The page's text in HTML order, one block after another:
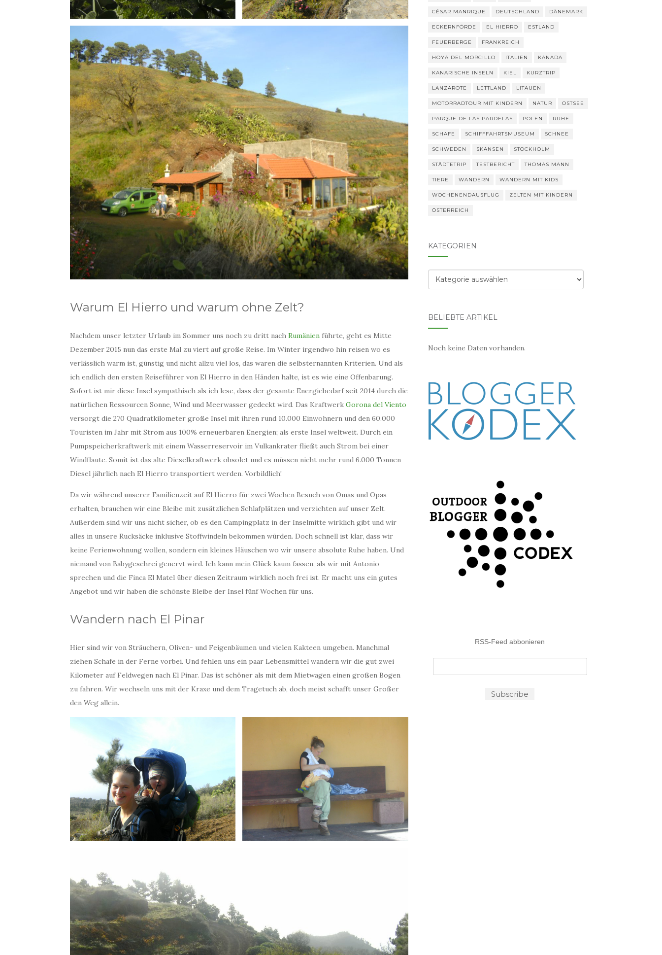
Warum El Hierro und warum ohne Zelt?
Nachdem unser letzter Urlaub im Sommer uns noch zu dritt nach Rumänien führte, geht es Mitte
Dezember 2015 nun das erste Mal zu viert auf große Reise. Im Winter irgendwo hin reisen wo es
verlässlich warm ist, günstig und nicht allzu viel los, das waren die selbsternannten Kriterien. Und als
ich endlich den ersten Reiseführer von El Hierro in den Händen halte, ist es wie eine Offenbarung.
Sofort ist mir diese Insel sympathisch als ich lese, dass der gesamte Energiebedarf seit 2014 durch die
natürlichen Ressourcen Sonne, Wind und Meerwasser gedeckt wird. Das Kraftwerk Gorona del Viento
versorgt die 270 Quadratkilometer große Insel mit ihren rund 10.000 Einwohnern und den 60.000
Touristen im Jahr mit Strom aus 100% erneuerbaren Energien; als erste Insel weltweit. Durch ein
Pumpspeicherkraftwerk mit einem Wasserreservoir im Vulkankrater fließt auch Strom bei einer
Windflaute. Somit ist das alte Dieselkraftwerk obsolet und es müssen nicht mehr rund 6.000 Tonnen
Diesel jährlich nach El Hierro transportiert werden. Vorbildlich!
Da wir während unserer Familienzeit auf El Hierro für zwei Wochen Besuch von Omas und Opas
erhalten, brauchen wir eine Bleibe mit zusätzlichen Schlafplätzen und verzichten auf unser Zelt.
Außerdem sind wir uns nicht sicher, ob es den Campingplatz in der Inselmitte wirklich gibt und wir
alles in unsere Rucksäcke inklusive Stoffwindeln bekommen würden. Doch schnell ist klar, dass wir
keine Ferienwohnung wollen, sondern ein kleines Häuschen wo wir unsere absolute Ruhe haben. Und
niemand von Babygeschrei genervt wird. Ich kann mein Glück kaum fassen, als wir mit Antonio
sprechen und die Finca El Matel über diesen Zeitraum wirklich noch frei ist. Er macht uns ein gutes
Angebot und wir haben die schönste Bleibe der Insel fünf Wochen für uns.
Wandern nach El Pinar
Hier sind wir von Sträuchern, Oliven- und Feigenbäumen und vielen Kakteen umgeben. Manchmal
ziehen Schafe in der Ferne vorbei. Und fehlen uns ein paar Lebensmittel wandern wir die gut zwei
Kilometer auf Feldwegen nach El Pinar. Das ist schöner als mit dem Mietwagen einen großen Bogen
zu fahren. Wir wechseln uns mit der Kraxe und dem Tragetuch ab, doch meist schafft unser Großer
den Weg allein.
CÉSAR MANRIQUE DEUTSCHLAND DÄNEMARK
ECKERNFÖRDE EL HIERRO ESTLAND
FEUERBERGE FRANKREICH
HOYA DEL MORCILLO ITALIEN KANADA
KANARISCHE INSELN KIEL KURZTRIP
LANZAROTE LETTLAND LITAUEN
MOTORRADTOUR MIT KINDERN NATUR OSTSEE
PARQUE DE LAS PARDELAS POLEN RUHE
SCHAFE SCHIFFFAHRTSMUSEUM SCHNEE
SCHWEDEN SKANSEN STOCKHOLM
STÄDTETRIP TESTBERICHT THOMAS MANN
TIERE WANDERN WANDERN MIT KIDS
WOCHENENDAUSFLUG ZELTEN MIT KINDERN
ÖSTERREICH
KATEGORIEN
Kategorien
BELIEBTE ARTIKEL
Noch keine Daten vorhanden.
RSS-Feed abbonieren